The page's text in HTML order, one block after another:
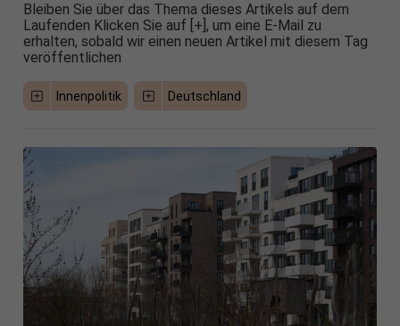
Bleiben Sie über das Thema dieses Artikels auf dem
Laufenden Klicken Sie auf [+], um eine E-Mail zu
erhalten, sobald wir einen neuen Artikel mit diesem Tag
veröffentlichen
Innenpolitik Deutschland